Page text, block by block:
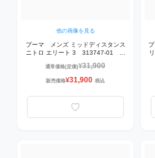
他の画像を見る
プーマ メンズ ミッドディスタンス
ニトロ エリート 3 313747-01 陸
Stream-Bright Aqua【800m/1000m
向き】
通常価格(定価)¥31,900
販売価格¥31,900 税込